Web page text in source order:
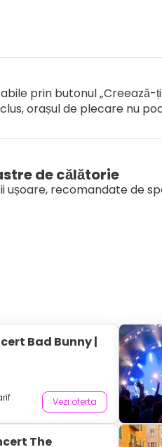
prin butonul
orașul de plecare nu
de călătorie
ușoare, recomandate de
Bad Bunny |
Vezi oferta
The